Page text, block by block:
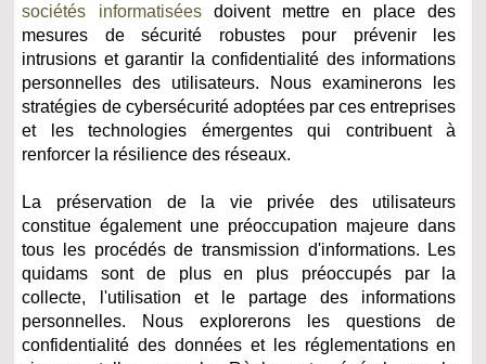
sociétés informatiséesdoivent mettre en place des
mesures de sécurité robustes pour prévenir les
intrusions et garantir la confidentialité des informations
personnelles des utilisateurs. Nous examinerons les
stratégies de cybersécurité adoptées par ces entreprises
et les technologies émergentes qui contribuent à
renforcer la résilience des réseaux.
La préservation de la vie privée des utilisateurs
constitue également une préoccupation majeure dans
tous les procédés de transmission d'informations. Les
quidams sont de plus en plus préoccupés par la
collecte, l'utilisation et le partage des informations
personnelles. Nous explorerons les questions de
confidentialité des données et les réglementations en